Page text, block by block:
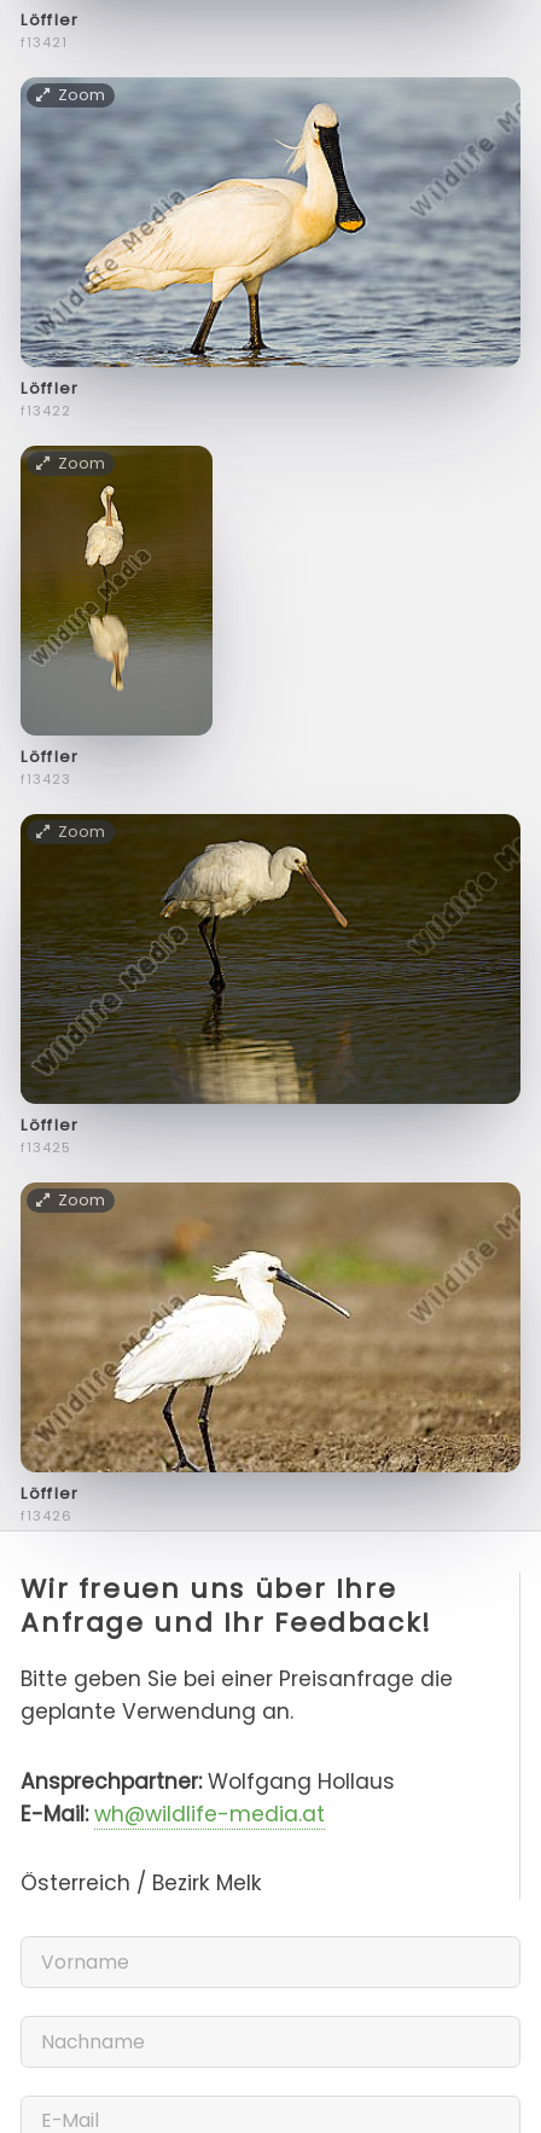
Löffler
f13421
Zoom
Löffler
f13422
Zoom
Löffler
f13423
Zoom
Löffler
f13425
Zoom
Löffler
f13426
Wir freuen uns über Ihre
Anfrage und Ihr Feedback!
Bitte geben Sie bei einer Preisanfrage die
geplante Verwendung an.
Ansprechpartner:Wolfgang Hollaus
E-Mail: wh@wildlife-media.at
Österreich / Bezirk Melk